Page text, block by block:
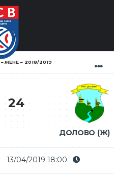
ЖЕНЕ 2018/2019
ДОЛОВО (Ж)
24
13/04/2019 18:00